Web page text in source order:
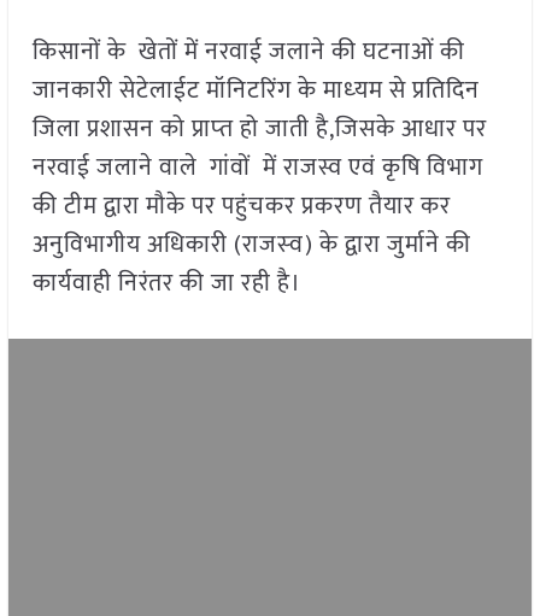
किसानों के खेतों में नरवाई जलाने की घटनाओं की
जानकारी सेटेलाईट मॉनिटरिंग के माध्‍यम से प्रतिदिन
जिला प्रशासन को प्राप्‍त हो जाती है,जिसके आधार पर
नरवाई जलाने वाले गांवों में राजस्व एवं कृषि विभाग
की टीम द्वारा मौके पर पहुंचकर प्रकरण तैयार कर
अनुविभागीय अधिकारी (राजस्‍व) के द्वारा जुर्माने की
कार्यवाही निरंतर की जा रही है।